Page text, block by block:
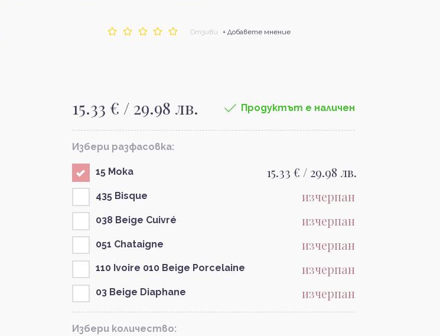
Отзиви + Добавете мнение
15.33 € / 29.98 лв. Продуктът е наличен
Избери разфасовка:
15 Moka 15.33 € / 29.98 лв.
435 Bisque изчерпан
038 Beige Cuivré изчерпан
051 Chataigne изчерпан
110 Ivoire 010 Beige Porcelaine изчерпан
03 Beige Diaphane изчерпан
Избери количество: